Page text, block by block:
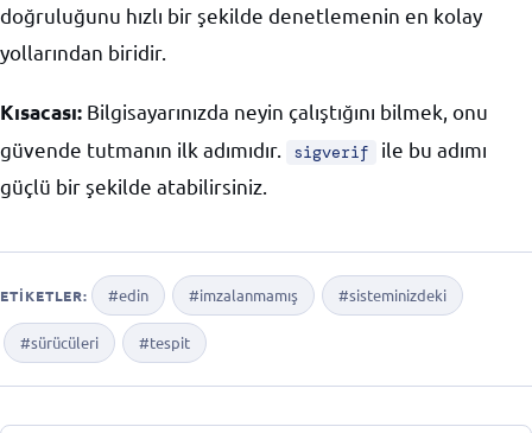
doğruluğunu hızlı bir şekilde denetlemenin en kolay
yollarından biridir.
Kısacası: Bilgisayarınızda neyin çalıştığını bilmek, onu
güvende tutmanın ilk adımıdır.
sigverif
ile bu adımı
güçlü bir şekilde atabilirsiniz.
ETIKETLER: #edin #imzalanmamış #sisteminizdeki
#sürücüleri #tespit